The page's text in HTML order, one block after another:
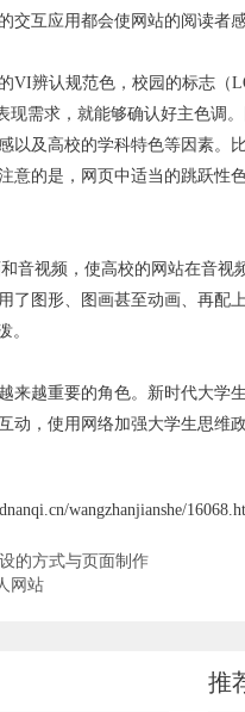
交互应用都会使网站的阅读者
VI辨认规范色，校园的标志（
现需求，就能够确认好主色调
以及高校的学科特色等因素。
意的是，网页中适当的跳跃性
音视频，使高校的网站在音
了图形、图画甚至动画、再配
。
来越重要的角色。新时代大学
动，使用网络加强大学生思维
wangzhanjianshe/
的方式与页面制作
网站
推